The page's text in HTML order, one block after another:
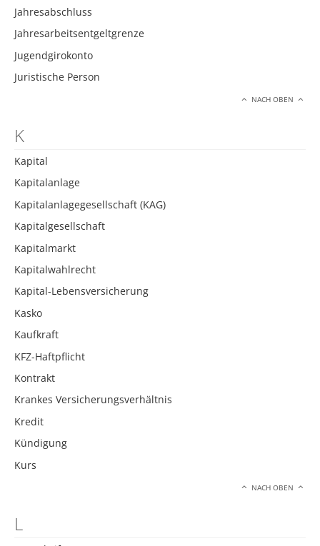
Jahresabschluss
Jahresarbeitsentgeltgrenze
Jugendgirokonto
Juristische Person
NACH OBEN
K
Kapital
Kapitalanlage
Kapitalanlagegesellschaft (KAG)
Kapitalgesellschaft
Kapitalmarkt
Kapitalwahlrecht
Kapital-Lebensversicherung
Kasko
Kaufkraft
KFZ-Haftpflicht
Kontrakt
Krankes Versicherungsverhältnis
Kredit
Kündigung
Kurs
NACH OBEN
L